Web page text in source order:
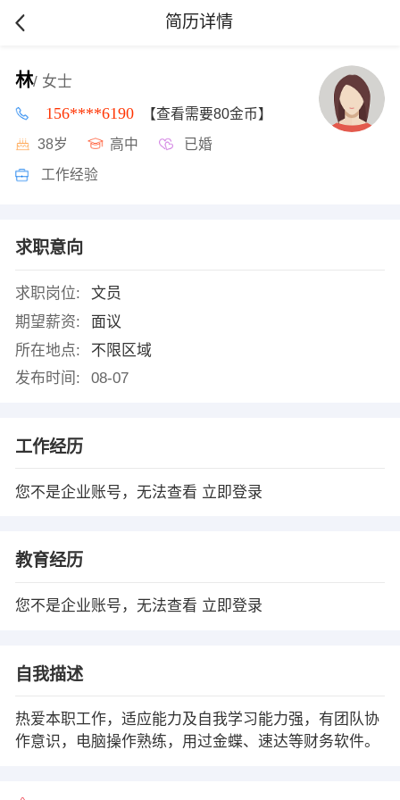
简历详情
林/ 女士
156****6190 【查看需要80金币】
38岁 高中 已婚
工作经验
求职意向
求职岗位:
文员
期望薪资:
面议
所在地点:
不限区域
发布时间:
08-07
工作经历
您不是企业账号，无法查看 立即登录
教育经历
您不是企业账号，无法查看 立即登录
自我描述
热爱本职工作，适应能力及自我学习能力强，有团队协
作意识，电脑操作熟练，用过金蝶、速达等财务软件。